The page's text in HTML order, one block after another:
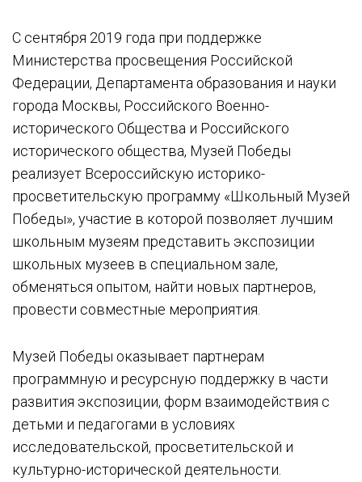
Музей Боевой Славы защитников Отечества
Музей «Участников локальных войн»
Музей образовательного учреждения (школьный
музей) «История школы и микрорайона»
Школьный музей Боевой Славы ОМСБОН
(отдельной мотострелковой бригады особого
назначения)
Музейный комплекс «Диалог поколений»
Музейный комплекс
Музей «Москва военная»
«Музей Военно-морского Флота и Воинской Славы»
Музей «Боевой славы»
Музей боевой славы 158-й дважды
Краснознамённой ордена Суворова II-й степени
Школьный музей «От Сталинграда до Вены»
Школьный музей «Дорогами детства»
С сентября 2019 года при поддержке
Министерства просвещения Российской
Федерации, Департамента образования и науки
города Москвы, Российского Военно-
исторического Общества и Российского
исторического общества, Музей Победы
реализует Всероссийскую историко-
просветительскую программу «Школьный Музей
Победы», участие в которой позволяет лучшим
школьным музеям представить экспозиции
школьных музеев в специальном зале,
обменяться опытом, найти новых партнеров,
провести совместные мероприятия.
Музей Победы оказывает партнерам
программную и ресурсную поддержку в части
развития экспозиции, форм взаимодействия с
детьми и педагогами в условиях
исследовательской, просветительской и
культурно-исторической деятельности.